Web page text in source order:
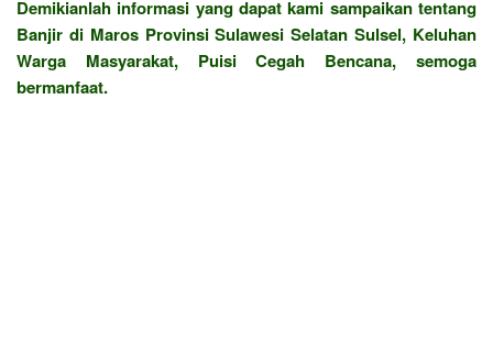
Demikianlah informasi yang dapat kami sampaikan tentang
Banjir di Maros Provinsi Sulawesi Selatan Sulsel, Keluhan
Warga Masyarakat, Puisi Cegah Bencana, semoga
bermanfaat.